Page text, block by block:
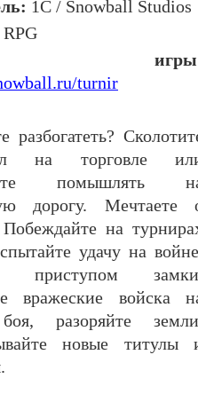
1С / Snowball Studios
RPG
.ru/turnir
разбогатеть?
на торговле
помышлять
дорогу. Мечтаете
Побеждайте на
удачу на
приступом
вражеские войска
разоряйте
новые титулы